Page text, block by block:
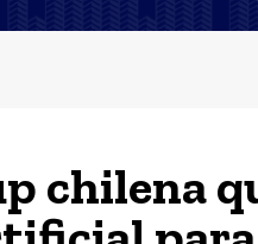
chilena